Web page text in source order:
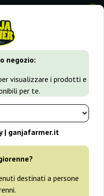
negozio:
visualizzare i prodotti e
per te.
| ganjafarmer.it
destinati a persone
0
Semi di Cannabis Autofiorenti